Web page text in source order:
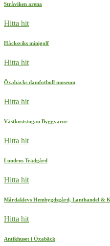
Stråviken arena
Hitta hit
Håcksviks minigolf
Hitta hit
Öxabäcks damfotboll museum
Hitta hit
Västkuststugan Byggvaror
Hitta hit
Lundens Trädgård
Hitta hit
Mårdaklevs Hembygdsgård, Lanthandel &
Hitta hit
Antikhuset i Öxabäck